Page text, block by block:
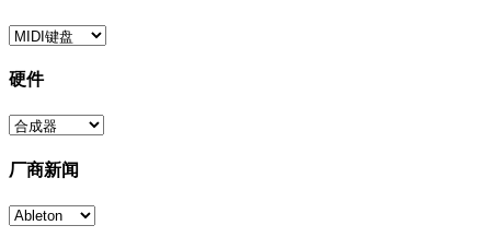
硬件
厂商新闻